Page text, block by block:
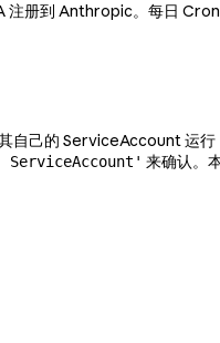
册到 Anthropic。每日
自己的 ServiceAccount 运行
来确认。